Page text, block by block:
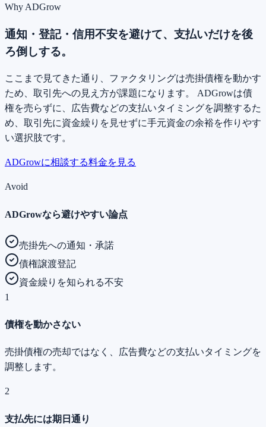
Why ADGrow
通知・登記・信用不安を避けて、 支払いだけを後
ろ倒しする。
ここまで見てきた通り、ファクタリングは売掛債権を動かす
ため、取引先への見え方が課題になります。 ADGrowは債
権を売らずに、広告費などの支払いタイミングを調整するた
め、取引先に資金繰りを見せずに手元資金の余裕を作りやす
い選択肢です。
ADGrowに相談する料金を見る
Avoid
ADGrowなら避けやすい論点
売掛先への通知・承諾
債権譲渡登記
資金繰りを知られる不安
1
債権を動かさない
売掛債権の売却ではなく、広告費などの支払いタイミングを
調整します。
2
支払先には期日通り